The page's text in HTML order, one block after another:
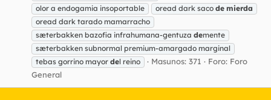
olor a endogamia insoportable
oread dark saco de mierda
oread dark tarado mamarracho
sæterbakken bazofia infrahumana-gentuza demente
sæterbakken subnormal premium-amargado marginal
tebas gorrino mayor del reino Masunos: 371 Foro: Foro
General